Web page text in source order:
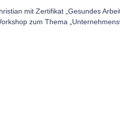
mit Zertifikat „Gesundes
zum Thema